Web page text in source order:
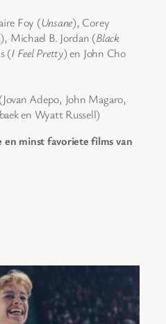
Foy (Unsane), Corey
), Michael B. Jordan (Black
(I Feel Pretty) en John Cho
Adepo, John Magaro,
en Wyatt Russell)
minst favoriete films van